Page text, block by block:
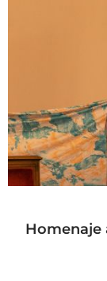
Homenaje